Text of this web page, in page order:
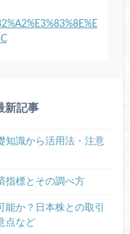
新記事
知識から活用法・注意
指標とその調べ方
か？日本株との取引
点など